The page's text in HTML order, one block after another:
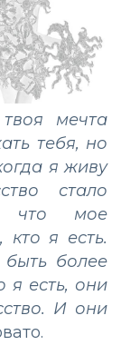
мечта
тебя, но
я живу
стало
что мое
кто я есть.
более
я есть, они
И они